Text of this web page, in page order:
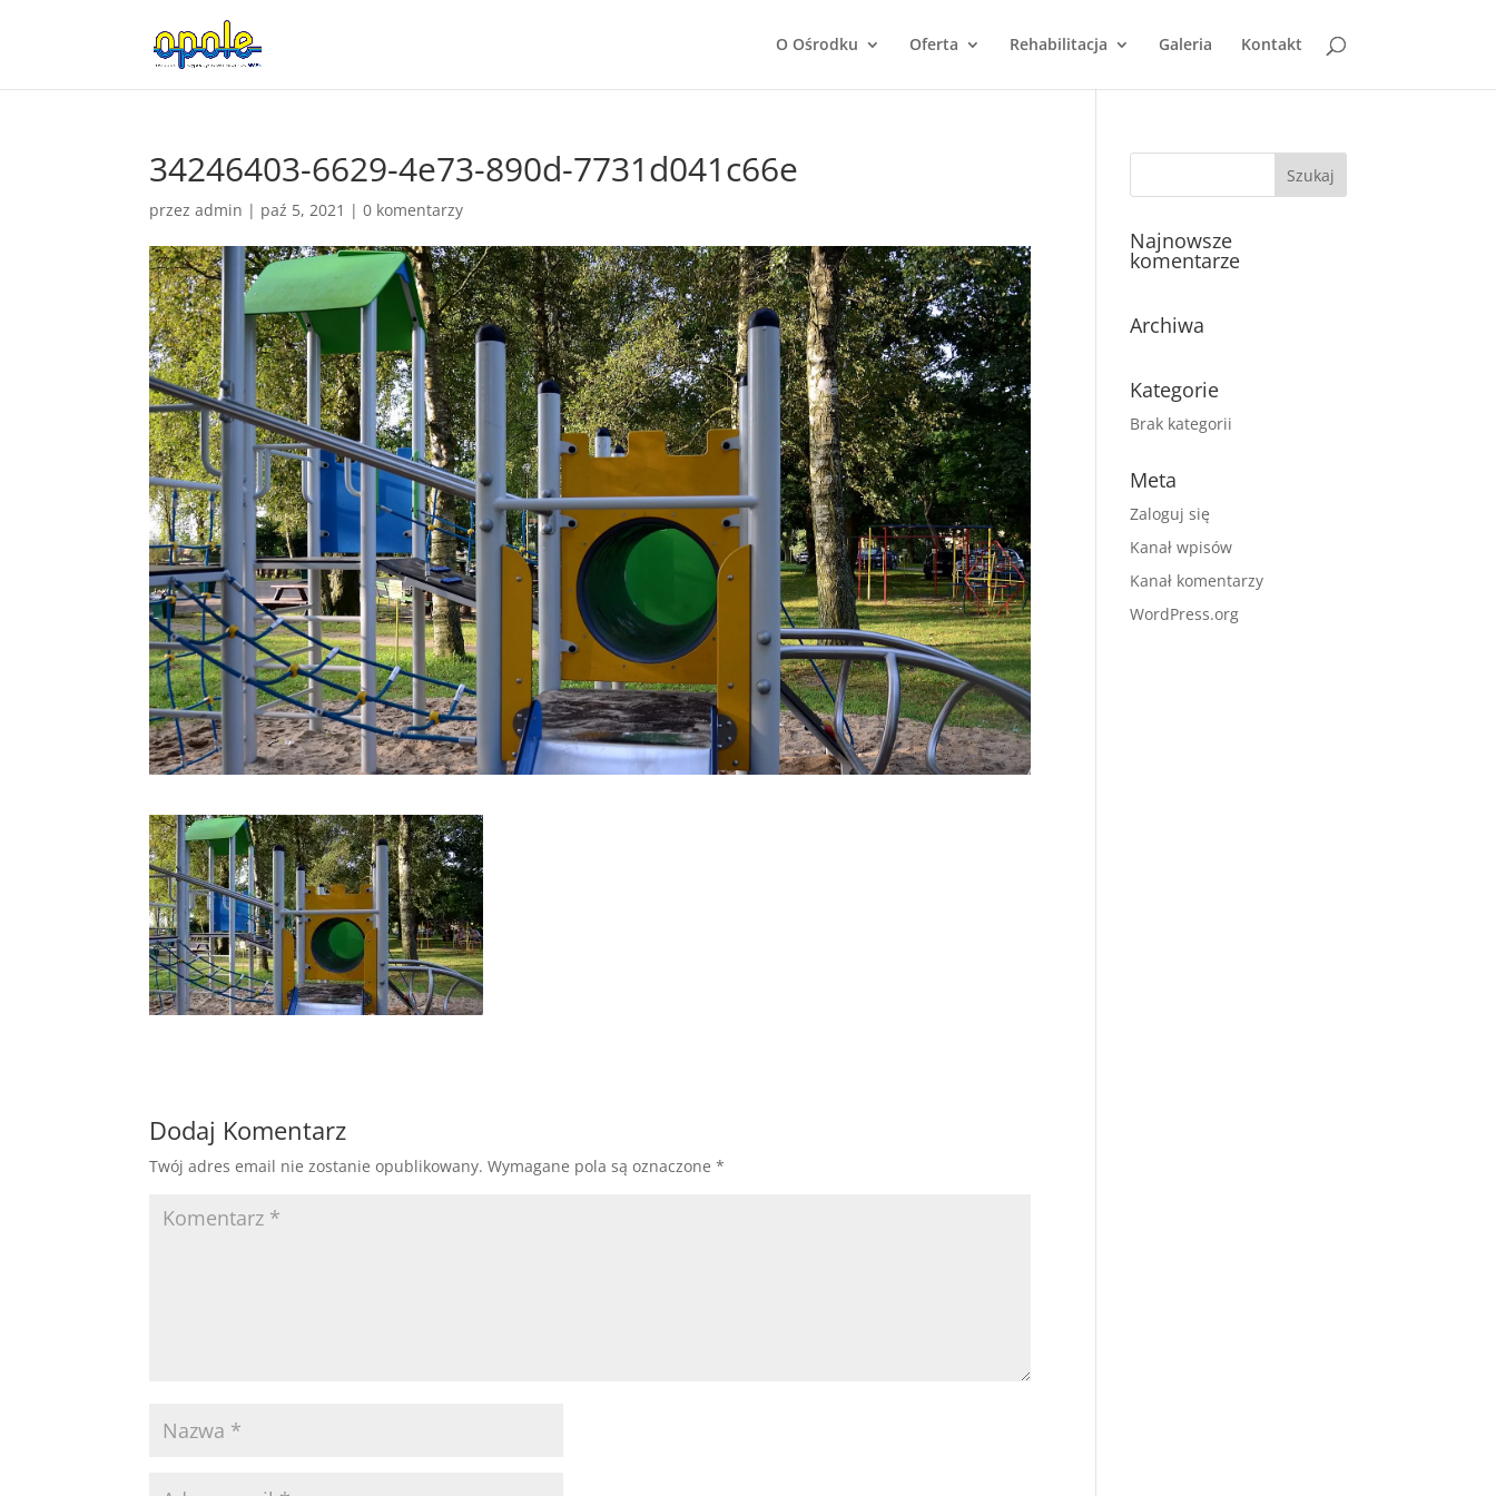
O Ośrodku Oferta Rehabilitacja Galeria Kontakt
34246403-6629-4e73-890d-7731d041c66e
przezadmin | paź 5, 2021 |0 komentarzy
Dodaj Komentarz
Twój adres email nie zostanie opublikowany. Wymagane pola są oznaczone*
Najnowsze
komentarze
Archiwa
Kategorie
Brak kategorii
Meta
Zaloguj się
Kanał wpisów
Kanał komentarzy
WordPress.org